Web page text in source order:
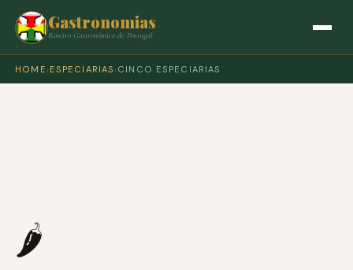
Gastronomias
Roteiro Gastronómico de Portugal
HOME › ESPECIARIAS › CINCO ESPECIARIAS
🌶️